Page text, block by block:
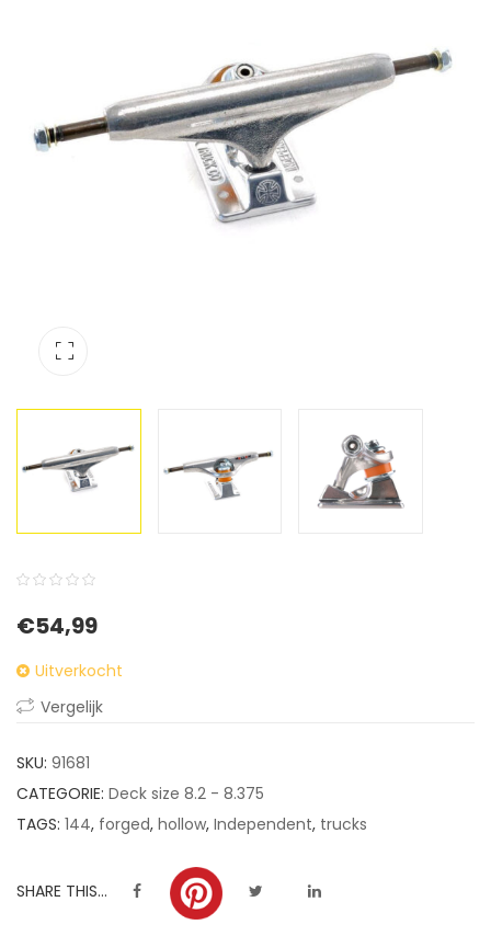
out
on
ratings
€54,99
Uitverkocht
Vergelijk
SKU: 91681
CATEGORIE: Deck size 8.2 - 8.375
TAGS: 144, forged, hollow, Independent, trucks
SHARE THIS...